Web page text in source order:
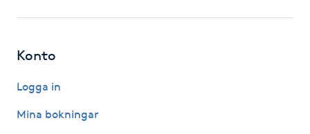
Laserbehandling
Konto
Logga in
Mina bokningar